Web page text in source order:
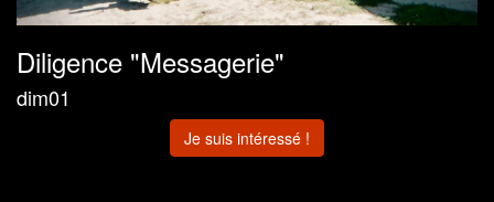
Diligence "Messagerie"
dim01
Je suis intéressé !